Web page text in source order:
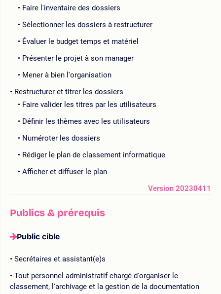
Faire l'inventaire des dossiers
Sélectionner les dossiers à restructurer
Évaluer le budget temps et matériel
Présenter le projet à son manager
Mener à bien l'organisation
Restructurer et titrer les dossiers
Faire valider les titres par les utilisateurs
Définir les thèmes avec les utilisateurs
Numéroter les dossiers
Rédiger le plan de classement informatique
Afficher et diffuser le plan
Version 20230411
Publics & prérequis
Public cible
Secrétaires et assistant(e)s
Tout personnel administratif chargé d'organiser le
classement, l'archivage et la gestion de la documentation